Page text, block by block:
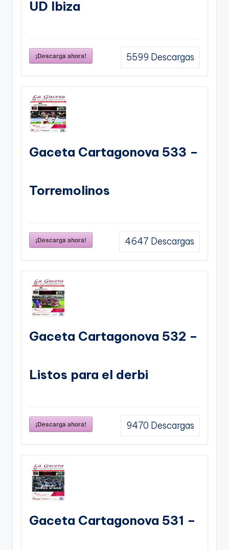
UD Ibiza
¡Descarga ahora! 5599 Descargas
Gaceta Cartagonova 533 –
Torremolinos
¡Descarga ahora! 4647 Descargas
Gaceta Cartagonova 532 –
Listos para el derbi
¡Descarga ahora! 9470 Descargas
Gaceta Cartagonova 531 –